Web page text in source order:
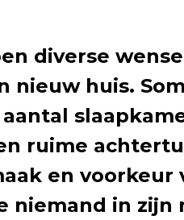
diverse
nieuw huis.
ruime
en voorkeur
niemand in zijn